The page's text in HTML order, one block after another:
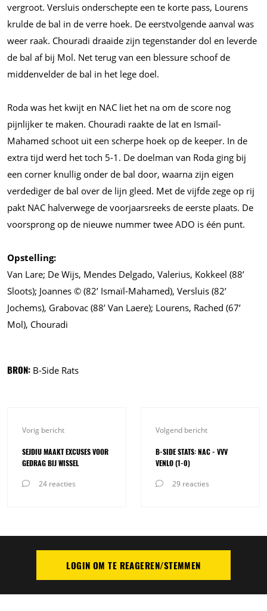
vergroot. Versluis onderschepte een te korte pass, Lourens
krulde de bal in de verre hoek. De eerstvolgende aanval was
weer raak. Chouradi draaide zijn tegenstander dol en leverde
de bal af bij Mol. Net terug van een blessure schoof de
middenvelder de bal in het lege doel.
Roda was het kwijt en NAC liet het na om de score nog
pijnlijker te maken. Chouradi raakte de lat en Ismaïl-
Mahamed schoot uit een scherpe hoek op de keeper. In de
extra tijd werd het toch 5-1. De doelman van Roda ging bij
een corner knullig onder de bal door, waarna zijn eigen
verdediger de bal over de lijn gleed. Met de vijfde zege op rij
pakt NAC halverwege de voorjaarsreeks de eerste plaats. De
voorsprong op de nieuwe nummer twee ADO is één punt.
Opstelling:
Van Lare; De Wijs, Mendes Delgado, Valerius, Kokkeel (88’
Sloots); Joannes © (82’ Ismaïl-Mahamed), Versluis (82’
Jochems), Grabovac (88’ Van Laere); Lourens, Rached (67’
Mol), Chouradi
BRON: B-Side Rats
Vorig bericht
SEJDIU MAAKT EXCUSES VOOR
GEDRAG BIJ WISSEL
24 reacties
Volgend bericht
B-SIDE STATS: NAC - VVV
VENLO (1-0)
29 reacties
PLAATS REACTIELOGIN OM TE REAGEREN/STEMMEN